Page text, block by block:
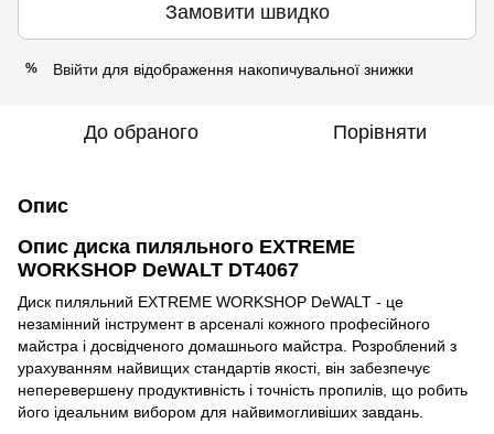
Замовити швидко
% Ввійти для відображення накопичувальної знижки
До обраного Порівняти
Опис
Опис диска пиляльного EXTREME
WORKSHOP DeWALT DT4067
Диск пиляльний EXTREME WORKSHOP DeWALT - це
незамінний інструмент в арсеналі кожного професійного
майстра і досвідченого домашнього майстра. Розроблений з
урахуванням найвищих стандартів якості, він забезпечує
неперевершену продуктивність і точність пропилів, що робить
його ідеальним вибором для найвимогливіших завдань.